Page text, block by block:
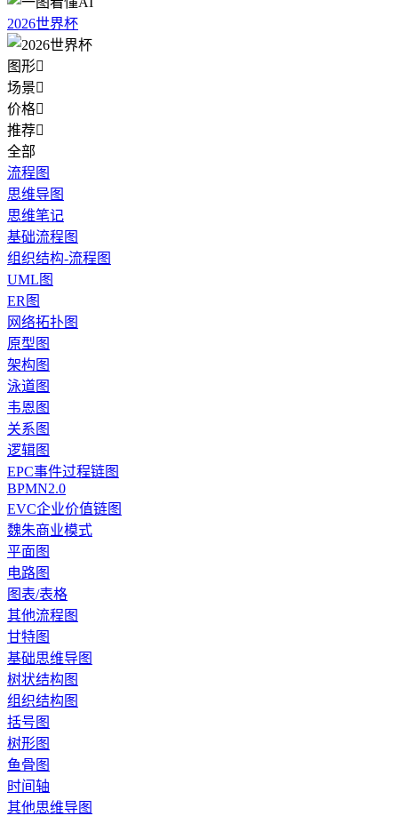
2026世界杯
图形
场景
价格
推荐
全部
流程图
思维导图
思维笔记
基础流程图
组织结构-流程图
UML图
ER图
网络拓扑图
原型图
架构图
泳道图
韦恩图
关系图
逻辑图
EPC事件过程链图
BPMN2.0
EVC企业价值链图
魏朱商业模式
平面图
电路图
图表/表格
其他流程图
甘特图
基础思维导图
树状结构图
组织结构图
括号图
树形图
鱼骨图
时间轴
其他思维导图